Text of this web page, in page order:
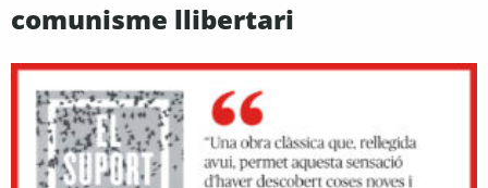
comunisme llibertari